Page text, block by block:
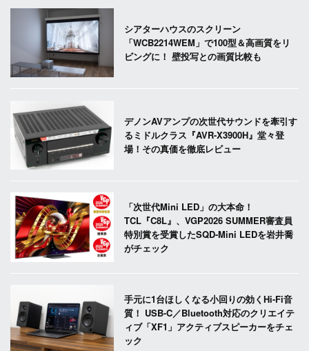
シアターハウスのスクリーン
「WCB2214WEM」で100型＆高画質をリ
ビングに！ 壁投写との画質比較も
デノンAVアンプの次世代サウンドを牽引す
るミドルクラス『AVR-X3900H』堂々登
場！その真価を徹底レビュー
「次世代Mini LED」の大本命！
TCL『C8L』、VGP2026 SUMMER審査員
特別賞を受賞したSQD-Mini LEDを岩井喬
がチェック
手元に1台ほしくなる小回りの効くHi-Fi音
質！ USB-C／Bluetooth対応のクリエイテ
ィブ「XF1」アクティブスピーカーをチェ
ック